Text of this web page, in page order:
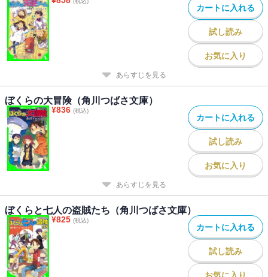
カートに入れる
試し読み
お気に入り
あらすじを見る
ぼくらの大冒険（角川つばさ文庫）
¥836 (税込)
カートに入れる
試し読み
お気に入り
あらすじを見る
ぼくらと七人の盗賊たち（角川つばさ文庫）
¥825 (税込)
カートに入れる
試し読み